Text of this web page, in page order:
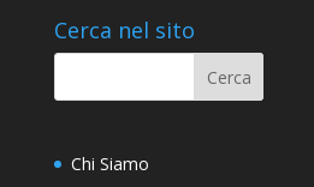
Cerca nel sito
Chi Siamo